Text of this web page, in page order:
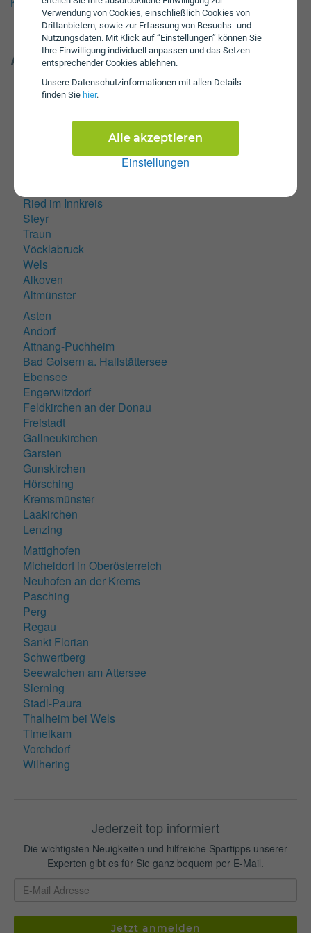
Verwendung von Cookies, einschließlich Cookies von
Drittanbietern, sowie zur Erfassung von Besuchs- und
Nutzungsdaten. Mit Klick auf “Einstellungen” können Sie
Ihre Einwilligung individuell anpassen und das Setzen
entsprechender Cookies ablehnen.
Unsere Daten­schutz­informationen mit allen Details
finden Sie hier.
Einstellungen
Alle akzeptieren
Andere Städte in Oberösterreich
Ansfelden
Bad Ischl
Ried im Innkreis
Steyr
Traun
Vöcklabruck
Wels
Alkoven
Altmünster
Asten
Andorf
Attnang-Puchheim
Bad Goisern a. Hallstättersee
Ebensee
Engerwitzdorf
Feldkirchen an der Donau
Freistadt
Gallneukirchen
Garsten
Gunskirchen
Hörsching
Kremsmünster
Laakirchen
Lenzing
Mattighofen
Micheldorf in Oberösterreich
Neuhofen an der Krems
Pasching
Perg
Regau
Sankt Florian
Schwertberg
Seewalchen am Attersee
Sierning
Stadl-Paura
Thalheim bei Wels
Timelkam
Vorchdorf
Wilhering
Jederzeit top informiert
Die wichtigsten Neuigkeiten und hilfreiche Spartipps unserer
Experten gibt es für Sie ganz bequem per E-Mail.
Jetzt anmelden